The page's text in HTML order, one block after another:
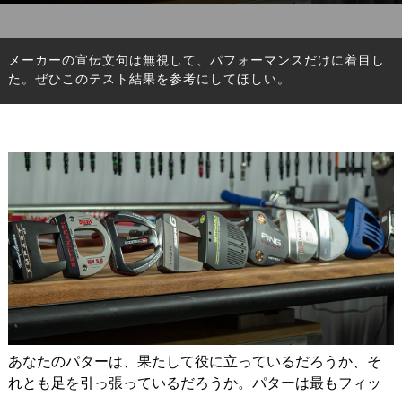
メーカーの宣伝文句は無視して、パフォーマンスだけに着目し
た。ぜひこのテスト結果を参考にしてほしい。
あなたのパターは、果たして役に立っているだろうか、そ
れとも足を引っ張っているだろうか。パターは最もフィッ
FAIRWAY WOODS フェアウェイウッド
HYBRIDS ハイブリッド
PUTTERS パター
OTHER その他
Editor’s Picks 編集部のおすすめ
Our Team
Our Mission 私たちの使命